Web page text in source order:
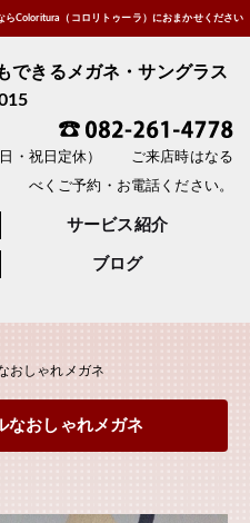
Coloritura（コロリトゥーラ）におまかせください
できるメガネ・サングラス
日・祝日定休） ご来店時はなる
べくご予約・お電話ください。
サービス紹介
ブログ
おしゃれメガネ
なおしゃれメガネ